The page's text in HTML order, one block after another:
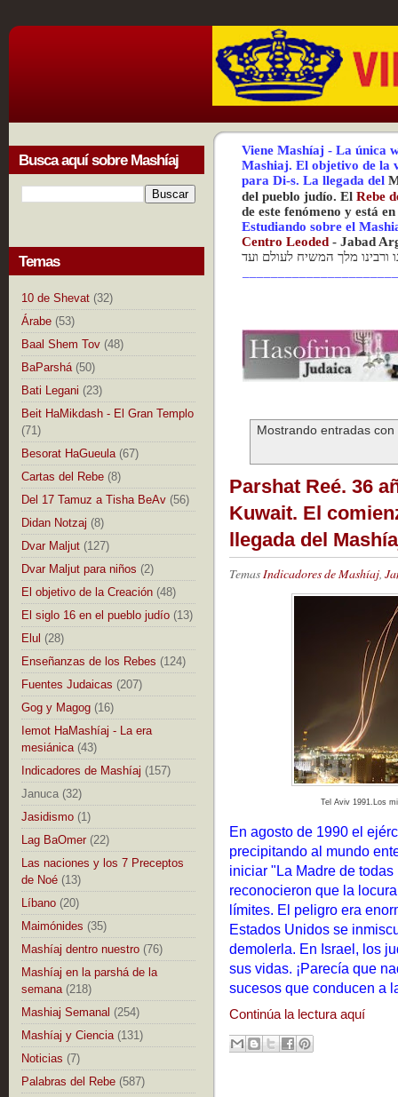
Busca aquí sobre Mashíaj
Temas
10 de Shevat (32)
Árabe (53)
Baal Shem Tov (48)
BaParshá (50)
Bati Legani (23)
Beit HaMikdash - El Gran Templo
(71)
Besorat HaGueula (67)
Cartas del Rebe (8)
Del 17 Tamuz a Tisha BeAv (56)
Didan Notzaj (8)
Dvar Maljut (127)
Dvar Maljut para niños (2)
El objetivo de la Creación (48)
El siglo 16 en el pueblo judío (13)
Elul (28)
Enseñanzas de los Rebes (124)
Fuentes Judaicas (207)
Gog y Magog (16)
Iemot HaMashíaj - La era
mesiánica (43)
Indicadores de Mashíaj (157)
Januca (32)
Jasidismo (1)
Lag BaOmer (22)
Las naciones y los 7 Preceptos
de Noé (13)
Líbano (20)
Maimónides (35)
Mashíaj dentro nuestro (76)
Mashíaj en la parshá de la
semana (218)
Mashiaj Semanal (254)
Mashíaj y Ciencia (131)
Noticias (7)
Palabras del Rebe (587)
Viene Mashíaj - La única
Mashiaj. El objetivo de la
para Di-s. La llegada del
del pueblo judío. El Rebe
de este fenómeno y está
Estudiando sobre el
Centro Leoded - Jabad
ורבינו מלך המשיח לעולם ועד
Mostrando entradas
Parshat Reé. 36
Kuwait. El
llegada del
Temas Indicadores de Mashíaj
Tel Aviv 1991.Los
En agosto de 1990 el
precipitando al mundo
iniciar "La Madre de
reconocieron que la
límites. El peligro era
Estados Unidos se
demolerla. En Israel, los
sus vidas. ¡Parecía que
sucesos que conducen a
Continúa la lectura aquí